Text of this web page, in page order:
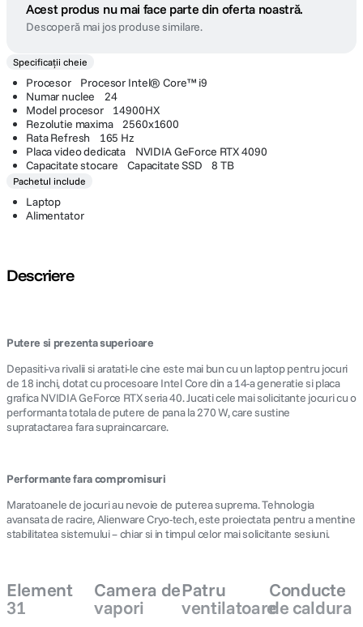
Acest produs nu mai face parte din oferta noastră.
Descoperă mai jos produse similare.
Specificații cheie
Procesor Procesor Intel® Core™ i9
Numar nuclee 24
Model procesor 14900HX
Rezolutie maxima 2560x1600
Rata Refresh 165 Hz
Placa video dedicata NVIDIA GeForce RTX 4090
Capacitate stocare Capacitate SSD 8 TB
Pachetul include
Laptop
Alimentator
Descriere
Putere si prezenta superioare
Depasiti-va rivalii si aratati-le cine este mai bun cu un laptop pentru jocuri
de 18 inchi, dotat cu procesoare Intel Core din a 14-a generatie si placa
grafica NVIDIA GeForce RTX seria 40. Jucati cele mai solicitante jocuri cu o
performanta totala de putere de pana la 270 W, care sustine
supratactarea fara supraincarcare.
Performante fara compromisuri
Maratoanele de jocuri au nevoie de puterea suprema. Tehnologia
avansata de racire, Alienware Cryo-tech, este proiectata pentru a mentine
stabilitatea sistemului – chiar si in timpul celor mai solicitante sesiuni.
Element
31
Camera de
vapori
Patru
ventilatoare
Conducte
de caldura